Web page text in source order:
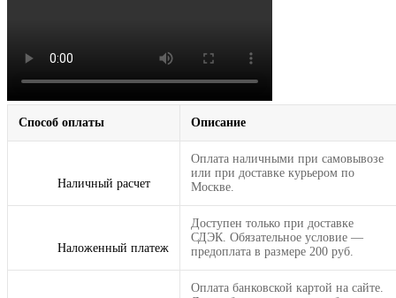
Способ оплаты Описание
Наличный расчет
Оплата наличными при самовывозе
или при доставке курьером по
Москве.
Наложенный платеж
Доступен только при доставке
СДЭК. Обязательное условие —
предоплата в размере 200 руб.
Оплата банковской картой на сайте.